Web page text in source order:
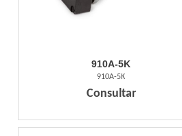
910A-5K
910A-5K
Consultar